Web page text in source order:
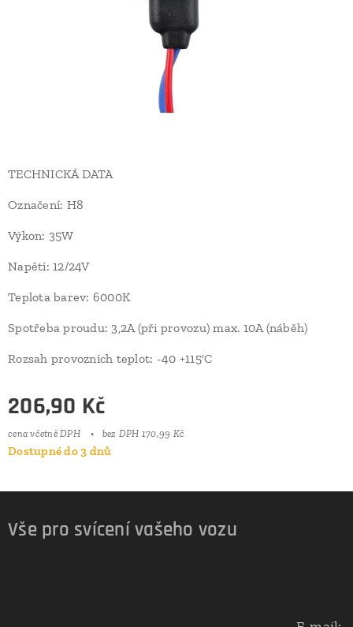
TECHNICKÁ DATA
Označení: H8
Výkon: 35W
Napětí: 12/24V
Teplota barev: 6000K
Spotřeba proudu: 3,2A (při provozu) max. 10A (náběh)
Rozsah provozních teplot: -40 +115'C
206,90 Kč
cena včetně DPH bez DPH 170,99 Kč
Dostupné do 3 dnů
Vše pro svícení vašeho vozu